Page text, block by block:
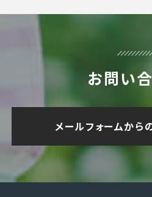
お問い
メールフォームから